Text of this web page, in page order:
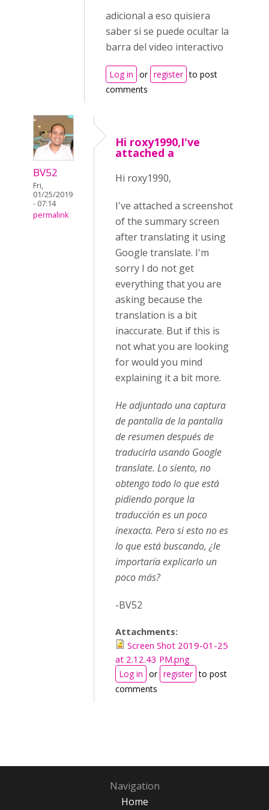
adicional a eso quisiera
saber si se puede ocultar la
barra del video interactivo
Log in or register to post
comments
BV52
Fri,
01/25/2019
- 07:14
permalink
Hi roxy1990,I've
attached a
Hi roxy1990,
I've attached a screenshot
of the summary screen
after translating it using
Google translate. I'm
sorry I do not get
everything that you are
asking because the
translation is a bit
inaccurate. But if this is
not what you are looking
for would you mind
explaining it a bit more.
He adjuntado una captura
de pantalla de la pantalla
de resumen después de
traducirla usando Google
translate. Lo siento, no
obtengo todo lo que está
pidiendo porque la
traducción es un poco
inexacta. Pero si esto no es
lo que está buscando, ¿le
importaría explicarlo un
poco más?
-BV52
Attachments:
Screen Shot 2019-01-25
at 2.12.43 PM.png
Log in or register to post
comments
Navigation
Home